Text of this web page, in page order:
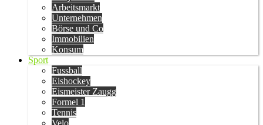
Arbeitsmarkt
Unternehmen
Börse und Co
Immobilien
Konsum
Sport
Fussball
Eishockey
Eismeister Zaugg
Formel 1
Tennis
Velo